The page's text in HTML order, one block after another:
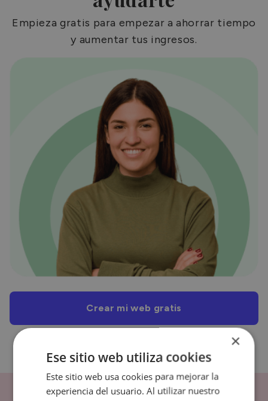
Empieza gratis para empezar a ahorrar tiempo
y aumentar tus ingresos.
Crear mi web gratis
×
Ese sitio web utiliza cookies
Este sitio web usa cookies para mejorar la
experiencia del usuario. Al utilizar nuestro